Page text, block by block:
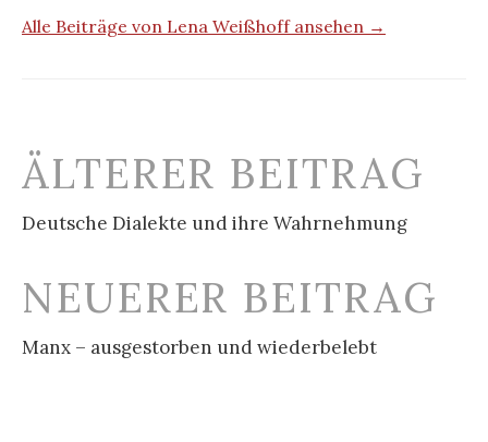
Alle Beiträge von Lena Weißhoff ansehen →
Beitrags-
ÄLTERER BEITRAG
Deutsche Dialekte und ihre Wahrnehmung
NEUERER BEITRAG
Manx – ausgestorben und wiederbelebt